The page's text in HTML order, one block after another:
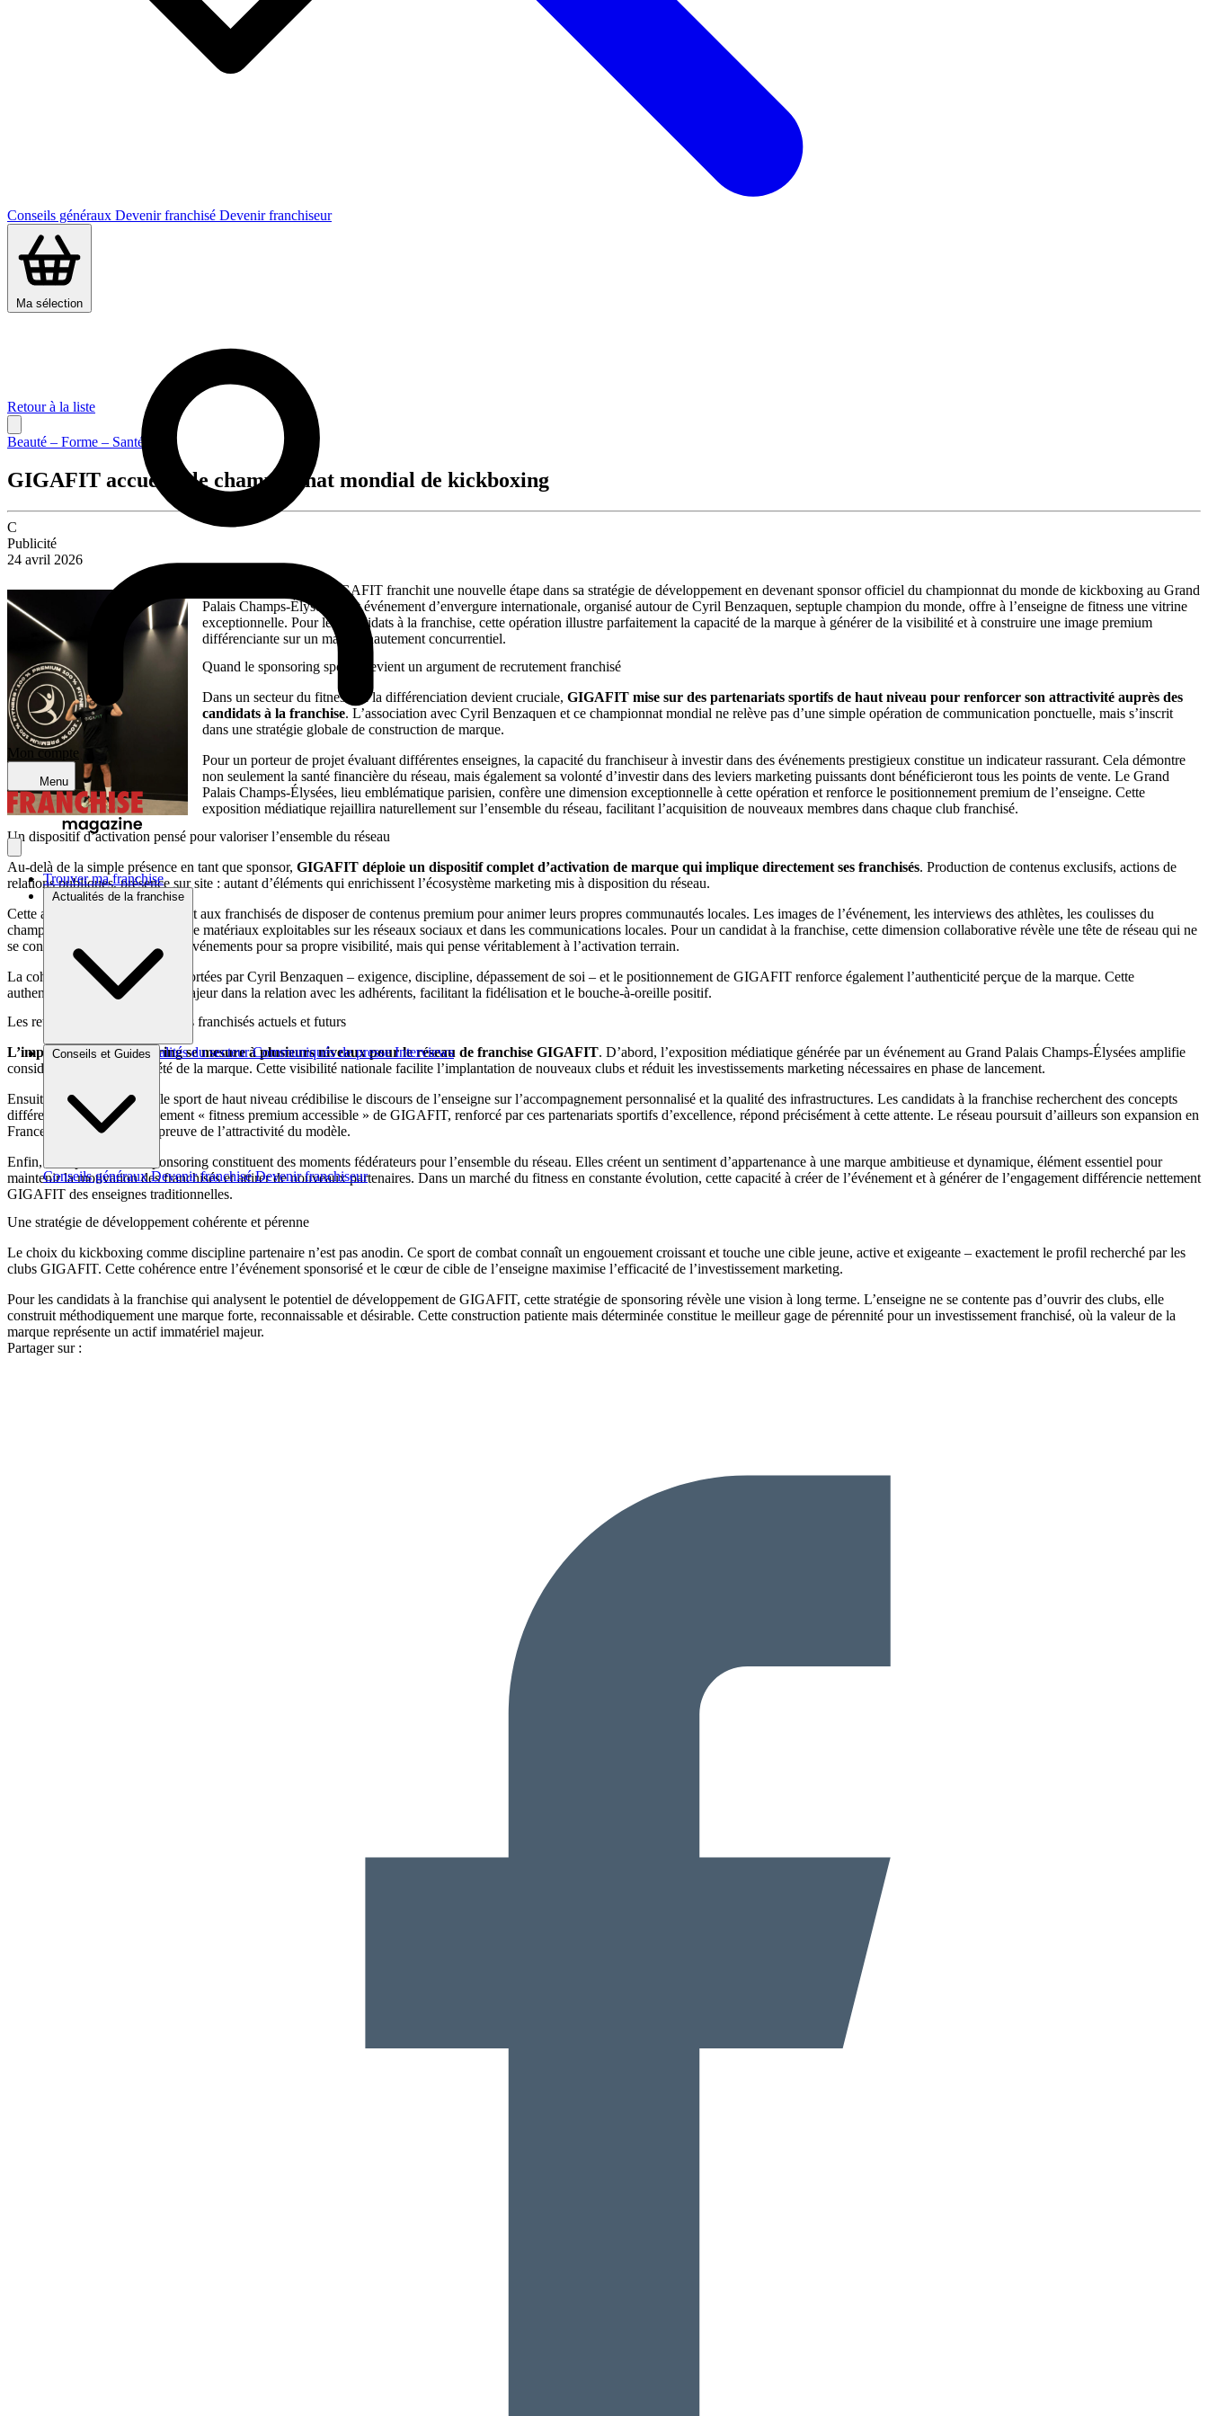
Conseils généraux Devenir franchisé Devenir franchiseur
Ma sélection
Mon compte
Menu
Trouver ma franchise
Actualités de la franchise
Brèves et actus Actualités du secteur Communiqués de presse Interviews
Conseils et Guides
Conseils généraux Devenir franchisé Devenir franchiseur
Retour à la liste
Beauté – Forme – Santé
GIGAFIT accueille le championnat mondial de kickboxing
C
Publicité
24 avril 2026
Le 30 avril prochain, GIGAFIT franchit une nouvelle étape dans sa stratégie de développement en devenant sponsor officiel du championnat du monde de kickboxing au Grand
Palais Champs-Élysées. Cet événement d’envergure internationale, organisé autour de Cyril Benzaquen, septuple champion du monde, offre à l’enseigne de fitness une vitrine
exceptionnelle. Pour les candidats à la franchise, cette opération illustre parfaitement la capacité de la marque à générer de la visibilité et à construire une image premium
différenciante sur un marché hautement concurrentiel.
Quand le sponsoring sportif devient un argument de recrutement franchisé
Dans un secteur du fitness où la différenciation devient cruciale, GIGAFIT mise sur des partenariats sportifs de haut niveau pour renforcer son attractivité auprès des
candidats à la franchise. L’association avec Cyril Benzaquen et ce championnat mondial ne relève pas d’une simple opération de communication ponctuelle, mais s’inscrit
dans une stratégie globale de construction de marque.
Pour un porteur de projet évaluant différentes enseignes, la capacité du franchiseur à investir dans des événements prestigieux constitue un indicateur rassurant. Cela démontre
non seulement la santé financière du réseau, mais également sa volonté d’investir dans des leviers marketing puissants dont bénéficieront tous les points de vente. Le Grand
Palais Champs-Élysées, lieu emblématique parisien, confère une dimension exceptionnelle à cette opération et renforce le positionnement premium de l’enseigne. Cette
exposition médiatique rejaillira naturellement sur l’ensemble du réseau, facilitant l’acquisition de nouveaux membres dans chaque club franchisé.
Un dispositif d’activation pensé pour valoriser l’ensemble du réseau
Au-delà de la simple présence en tant que sponsor, GIGAFIT déploie un dispositif complet d’activation de marque qui implique directement ses franchisés. Production de contenus exclusifs, actions de
relations publiques, présence sur site : autant d’éléments qui enrichissent l’écosystème marketing mis à disposition du réseau.
Cette approche immersive permet aux franchisés de disposer de contenus premium pour animer leurs propres communautés locales. Les images de l’événement, les interviews des athlètes, les coulisses du
championnat constituent autant de matériaux exploitables sur les réseaux sociaux et dans les communications locales. Pour un candidat à la franchise, cette dimension collaborative révèle une tête de réseau qui ne
se contente pas d’organiser des événements pour sa propre visibilité, mais qui pense véritablement à l’activation terrain.
La cohérence entre les valeurs portées par Cyril Benzaquen – exigence, discipline, dépassement de soi – et le positionnement de GIGAFIT renforce également l’authenticité perçue de la marque. Cette
authenticité constitue un atout majeur dans la relation avec les adhérents, facilitant la fidélisation et le bouche-à-oreille positif.
Les retombées attendues pour les franchisés actuels et futurs
L’impact d’un tel sponsoring se mesure à plusieurs niveaux pour le réseau de franchise GIGAFIT. D’abord, l’exposition médiatique générée par un événement au Grand Palais Champs-Élysées amplifie
considérablement la notoriété de la marque. Cette visibilité nationale facilite l’implantation de nouveaux clubs et réduit les investissements marketing nécessaires en phase de lancement.
Ensuite, l’association avec le sport de haut niveau crédibilise le discours de l’enseigne sur l’accompagnement personnalisé et la qualité des infrastructures. Les candidats à la franchise recherchent des concepts
différenciants : le positionnement « fitness premium accessible » de GIGAFIT, renforcé par ces partenariats sportifs d’excellence, répond précisément à cette attente. Le réseau poursuit d’ailleurs son expansion en
France et à l’international, preuve de l’attractivité du modèle.
Enfin, ces opérations de sponsoring constituent des moments fédérateurs pour l’ensemble du réseau. Elles créent un sentiment d’appartenance à une marque ambitieuse et dynamique, élément essentiel pour
maintenir la motivation des franchisés et attirer de nouveaux partenaires. Dans un marché du fitness en constante évolution, cette capacité à créer de l’événement et à générer de l’engagement différencie nettement
GIGAFIT des enseignes traditionnelles.
Une stratégie de développement cohérente et pérenne
Le choix du kickboxing comme discipline partenaire n’est pas anodin. Ce sport de combat connaît un engouement croissant et touche une cible jeune, active et exigeante – exactement le profil recherché par les
clubs GIGAFIT. Cette cohérence entre l’événement sponsorisé et le cœur de cible de l’enseigne maximise l’efficacité de l’investissement marketing.
Pour les candidats à la franchise qui analysent le potentiel de développement de GIGAFIT, cette stratégie de sponsoring révèle une vision à long terme. L’enseigne ne se contente pas d’ouvrir des clubs, elle
construit méthodiquement une marque forte, reconnaissable et désirable. Cette construction patiente mais déterminée constitue le meilleur gage de pérennité pour un investissement franchisé, où la valeur de la
marque représente un actif immatériel majeur.
Partager sur :